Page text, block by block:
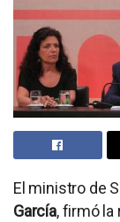
El ministro de
García, firmó la